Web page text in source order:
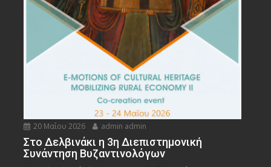
20 Μαΐου 2026 admin admin
Στο Δελβινάκι η 3η Διεπιστημονική
Συνάντηση Βυζαντινολόγων